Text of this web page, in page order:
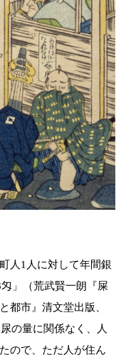
人1人に対して年間銀
」（荒武賢一朗『屎
都市』清文堂出版、
の量に関係なく、人
ので、ただ人が住ん